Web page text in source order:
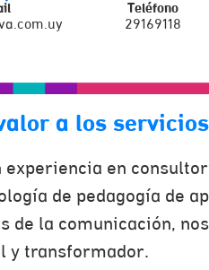
Teléfono
29169118
a los
experiencia en
de pedagogía de
de la comunicación,
y transformador.